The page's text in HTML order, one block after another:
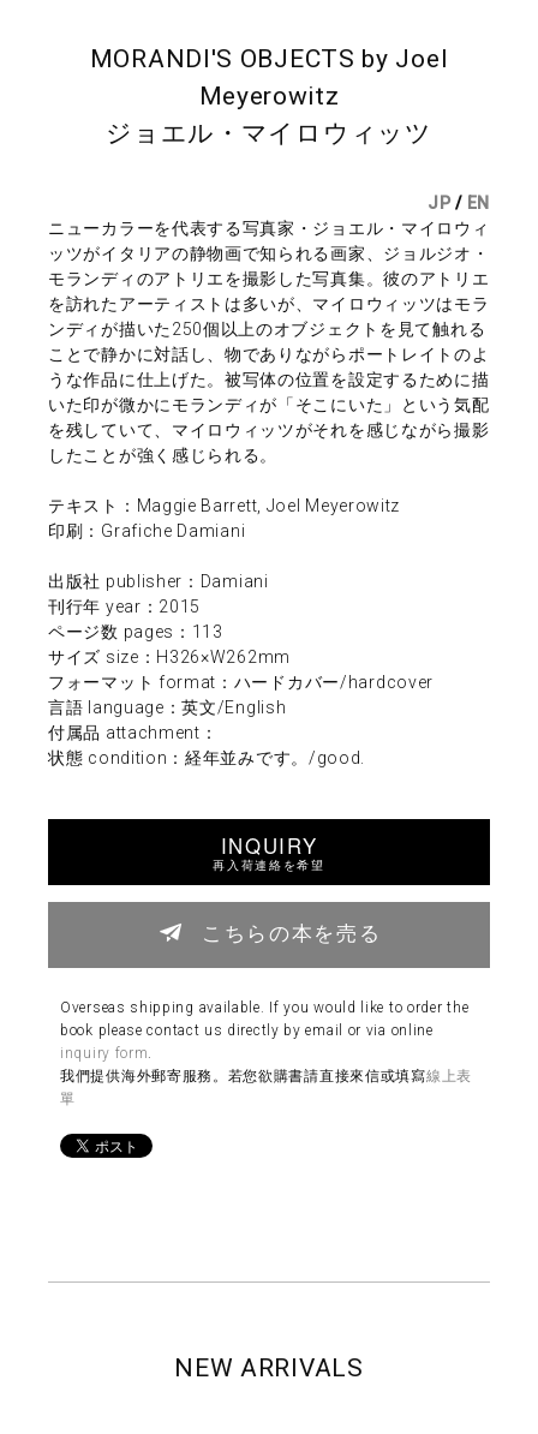
MORANDI'S OBJECTS by Joel
Meyerowitz
ジョエル・マイロウィッツ
JP / EN
ニューカラーを代表する写真家・ジョエル・マイロウィ
ッツがイタリアの静物画で知られる画家、ジョルジオ・
モランディのアトリエを撮影した写真集。彼のアトリエ
を訪れたアーティストは多いが、マイロウィッツはモラ
ンディが描いた250個以上のオブジェクトを見て触れる
ことで静かに対話し、物でありながらポートレイトのよ
うな作品に仕上げた。被写体の位置を設定するために描
いた印が微かにモランディが「そこにいた」という気配
を残していて、マイロウィッツがそれを感じながら撮影
したことが強く感じられる。
テキスト：Maggie Barrett, Joel Meyerowitz
印刷：Grafiche Damiani
出版社 publisher：Damiani
刊行年 year：2015
ページ数 pages：113
サイズ size：H326×W262mm
フォーマット format：ハードカバー/hardcover
言語 language：英文/English
付属品 attachment：
状態 condition：経年並みです。/good.
INQUIRY
再入荷連絡を希望
こちらの本を売る
Overseas shipping available. If you would like to order the
book please contact us directly by email or via online
inquiry form.
我們提供海外郵寄服務。若您欲購書請直接來信或填寫線上表
單
NEW ARRIVALS